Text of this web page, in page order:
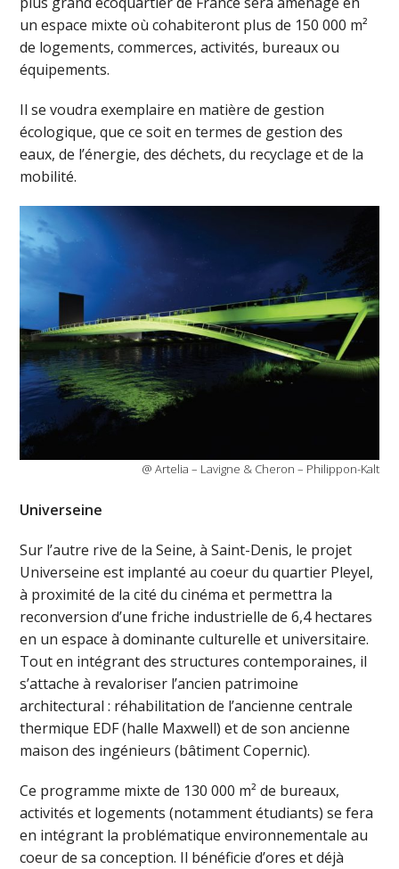
un espace mixte où cohabiteront plus de 150 000 m²
de logements, commerces, activités, bureaux ou
équipements.
Il se voudra exemplaire en matière de gestion
écologique, que ce soit en termes de gestion des
eaux, de l’énergie, des déchets, du recyclage et de la
mobilité.
@ Artelia – Lavigne & Cheron – Philippon-Kalt
Universeine
Sur l’autre rive de la Seine, à Saint-Denis, le projet
Universeine est implanté au coeur du quartier Pleyel,
à proximité de la cité du cinéma et permettra la
reconversion d’une friche industrielle de 6,4 hectares
en un espace à dominante culturelle et universitaire.
Tout en intégrant des structures contemporaines, il
s’attache à revaloriser l’ancien patrimoine
architectural : réhabilitation de l’ancienne centrale
thermique EDF (halle Maxwell) et de son ancienne
maison des ingénieurs (bâtiment Copernic).
Ce programme mixte de 130 000 m² de bureaux,
activités et logements (notamment étudiants) se fera
en intégrant la problématique environnementale au
coeur de sa conception. Il bénéficie d’ores et déjà